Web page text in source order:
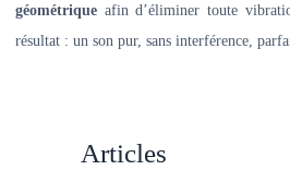
géométriqueafin d’éliminer toute
résultat : un son pur, sans interférence,
Articles